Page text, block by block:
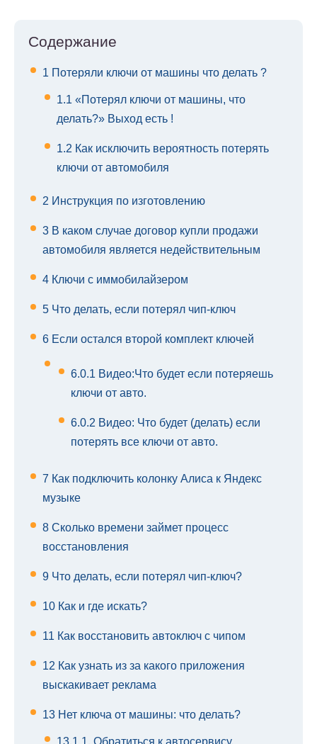
Содержание
1 Потеряли ключи от машины что делать ?
1.1 «Потерял ключи от машины, что
делать?» Выход есть !
1.2 Как исключить вероятность потерять
ключи от автомобиля
2 Инструкция по изготовлению
3 В каком случае договор купли продажи
автомобиля является недействительным
4 Ключи с иммобилайзером
5 Что делать, если потерял чип-ключ
6 Если остался второй комплект ключей
6.0.1 Видео:Что будет если потеряешь
ключи от авто.
6.0.2 Видео: Что будет (делать) если
потерять все ключи от авто.
7 Как подключить колонку Алиса к Яндекс
музыке
8 Сколько времени займет процесс
восстановления
9 Что делать, если потерял чип-ключ?
10 Как и где искать?
11 Как восстановить автоключ с чипом
12 Как узнать из за какого приложения
выскакивает реклама
13 Нет ключа от машины: что делать?